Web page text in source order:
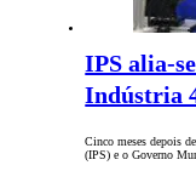
IPS alia-
Indústria
Cinco meses depois
(IPS) e o Governo